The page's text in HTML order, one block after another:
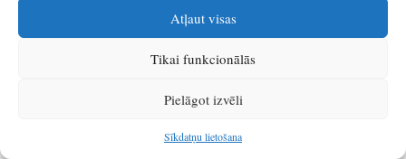
Atļaut visas
Tikai funkcionālās
Pielāgot izvēli
Sīkdatņu lietošana
šūšanas diegu, kā arī dažādu veidu tauvu un virvju ražošanā. 2024.
gadā uzņēmums veiksmīgi integrēja mākslīgo intelektu ražošanas
procesos, ļaujot datoram kontrolēt un optimizēt ražošanu.
apjomus un apgrozījumu, sasniedzot 4,1 milj. EUR. Sadarbībā ar
RTU Rēzeknes Tehnoloģiju akadēmiju, tiek veiciāta inovācija un